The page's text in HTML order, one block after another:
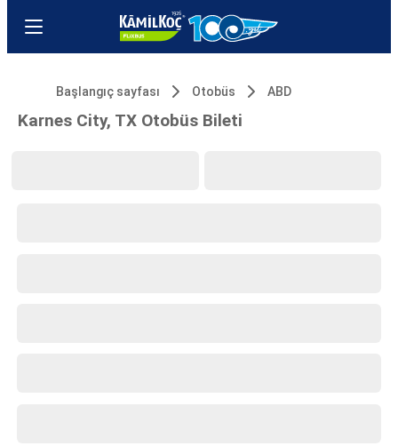
Başlangıç sayfası Otobüs ABD
Karnes City, TX Otobüs Bileti